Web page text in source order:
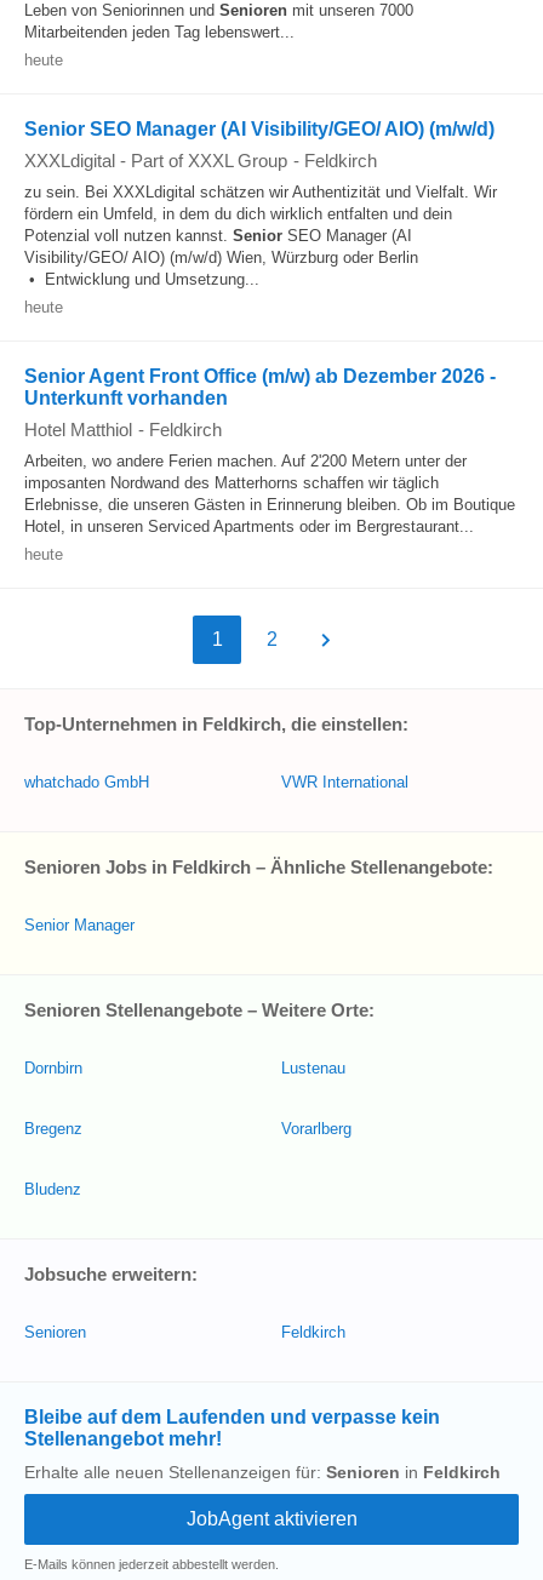
Leben von Seniorinnen und Senioren mit unseren 7000
Mitarbeitenden jeden Tag lebenswert...
heute
Senior SEO Manager (AI Visibility/GEO/ AIO) (m/w/d)
XXXLdigital - Part of XXXL Group - Feldkirch
zu sein. Bei XXXLdigital schätzen wir Authentizität und Vielfalt. Wir
fördern ein Umfeld, in dem du dich wirklich entfalten und dein
Potenzial voll nutzen kannst. Senior SEO Manager (AI
Visibility/GEO/ AIO) (m/w/d) Wien, Würzburg oder Berlin
• Entwicklung und Umsetzung...
heute
Senior Agent Front Office (m/w) ab Dezember 2026 -
Unterkunft vorhanden
Hotel Matthiol - Feldkirch
Arbeiten, wo andere Ferien machen. Auf 2'200 Metern unter der
imposanten Nordwand des Matterhorns schaffen wir täglich
Erlebnisse, die unseren Gästen in Erinnerung bleiben. Ob im Boutique
Hotel, in unseren Serviced Apartments oder im Bergrestaurant...
heute
1 2
Top-Unternehmen in Feldkirch, die einstellen:
whatchado GmbH VWR International
Senioren Jobs in Feldkirch – Ähnliche Stellenangebote:
Senior Manager
Senioren Stellenangebote – Weitere Orte:
Dornbirn
Bregenz
Bludenz
Lustenau
Vorarlberg
Jobsuche erweitern:
Senioren Feldkirch
Bleibe auf dem Laufenden und verpasse kein
Stellenangebot mehr!
Erhalte alle neuen Stellenanzeigen für: Senioren in Feldkirch
E-Mails können jederzeit abbestellt werden.